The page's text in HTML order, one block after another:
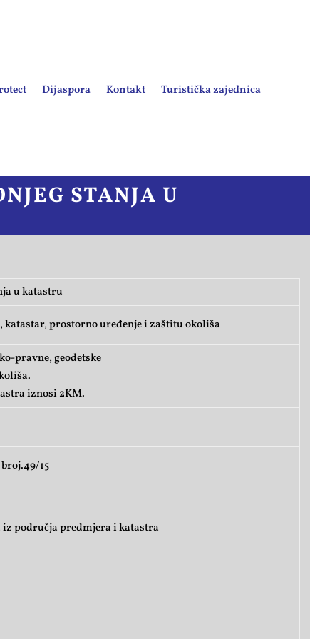
Dijaspora Kontakt Turistička zajednica
STANJA U
u katastru
katastar, prostorno uređenje i zaštitu okoliša
pravne, geodetske
iznosi 2KM.
15
iz područja predmjera i katastra